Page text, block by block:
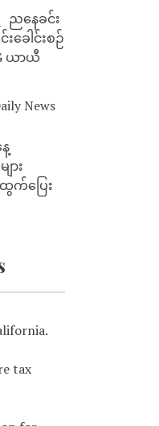
ညနေခင်း
ေါင်းစဉ်
ယာယီ
News
ား
က်ပြေး
tax